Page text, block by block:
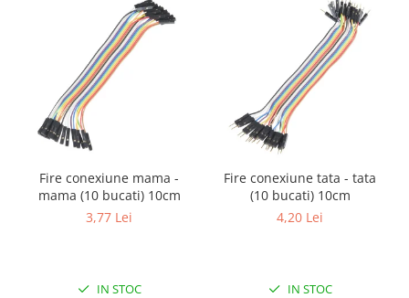
Fire conexiune mama -
mama (10 bucati) 10cm
3,77 Lei
IN STOC
Fire conexiune tata - tata
(10 bucati) 10cm
4,20 Lei
IN STOC